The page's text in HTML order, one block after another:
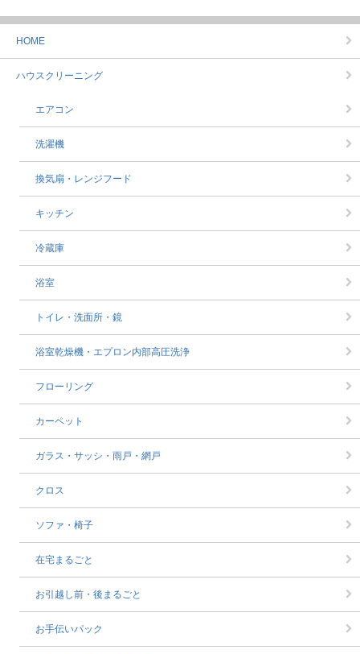
HOME
ハウスクリーニング
エアコン
洗濯機
換気扇・レンジフード
キッチン
冷蔵庫
浴室
トイレ・洗面所・鏡
浴室乾燥機・エプロン内部高圧洗浄
フローリング
カーペット
ガラス・サッシ・雨戸・網戸
クロス
ソファ・椅子
在宅まるごと
お引越し前・後まるごと
お手伝いパック